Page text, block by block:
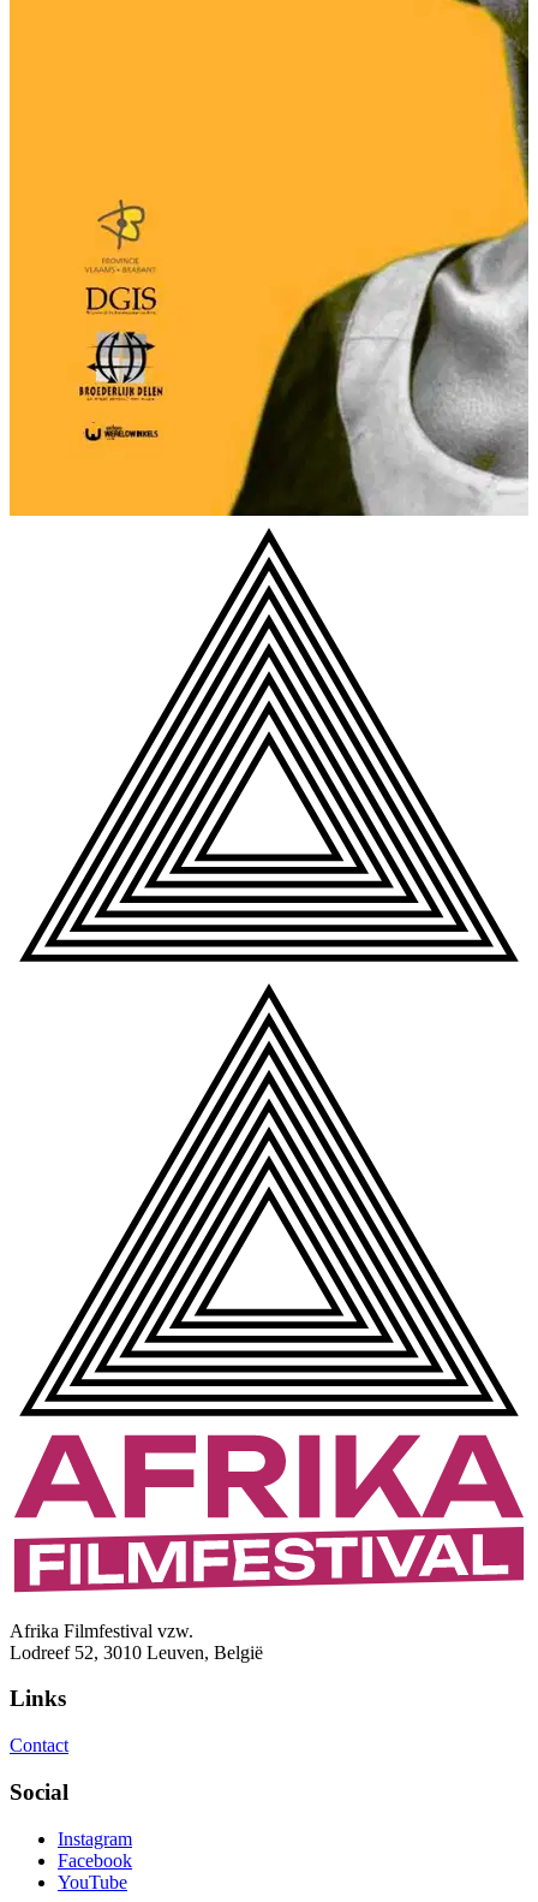
Afrika Filmfestival vzw.
Lodreef 52, 3010 Leuven, België
Links
Contact
Social
Instagram
Facebook
YouTube